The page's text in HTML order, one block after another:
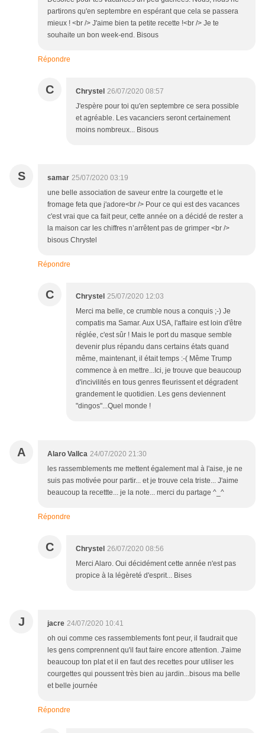
partirons qu'en septembre en espérant que cela se passera
mieux ! <br /> J'aime bien ta petite recette !<br /> Je te
souhaite un bon week-end. Bisous
Répondre
C Chrystel 26/07/2020 08:57
J'espère pour toi qu'en septembre ce sera possible
et agréable. Les vacanciers seront certainement
moins nombreux... Bisous
S samar 25/07/2020 03:19
une belle association de saveur entre la courgette et le
fromage feta que j'adore<br /> Pour ce qui est des vacances
c'est vrai que ca fait peur, cette année on a décidé de rester a
la maison car les chiffres n’arrêtent pas de grimper <br />
bisous Chrystel
Répondre
C Chrystel 25/07/2020 12:03
Merci ma belle, ce crumble nous a conquis ;-) Je
compatis ma Samar. Aux USA, l'affaire est loin d'être
réglée, c'est sûr ! Mais le port du masque semble
devenir plus répandu dans certains états quand
même, maintenant, il était temps :-( Même Trump
commence à en mettre...Ici, je trouve que beaucoup
d'incivilités en tous genres fleurissent et dégradent
grandement le quotidien. Les gens deviennent
"dingos"...Quel monde !
A Alaro Vallca 24/07/2020 21:30
les rassemblements me mettent également mal à l'aise, je ne
suis pas motivée pour partir... et je trouve cela triste... J'aime
beaucoup ta recettte... je la note... merci du partage ^_^
Répondre
C Chrystel 26/07/2020 08:56
Merci Alaro. Oui décidément cette année n'est pas
propice à la légèreté d'esprit... Bises
J jacre 24/07/2020 10:41
oh oui comme ces rassemblements font peur, il faudrait que
les gens comprennent qu'il faut faire encore attention. J'aime
beaucoup ton plat et il en faut des recettes pour utiliser les
courgettes qui poussent très bien au jardin...bisous ma belle
et belle journée
Répondre